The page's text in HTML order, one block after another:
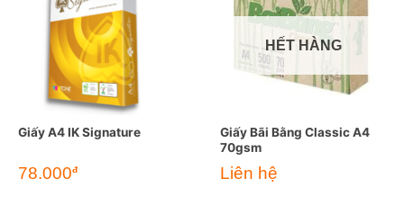
Giấy A4 IK Signature
78.000đ
HẾT HÀNG
Giấy Bãi Bằng Classic A4
70gsm
Liên hệ